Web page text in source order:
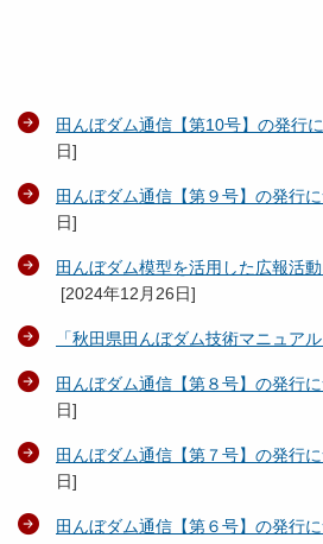
田んぼダム通信【第10号】の発行
日]
田んぼダム通信【第９号】の発行
日]
田んぼダム模型を活用した広報活
[2024年12月26日]
「秋田県田んぼダム技術マニュアル
田んぼダム通信【第８号】の発行
日]
田んぼダム通信【第７号】の発行
日]
田んぼダム通信【第６号】の発行